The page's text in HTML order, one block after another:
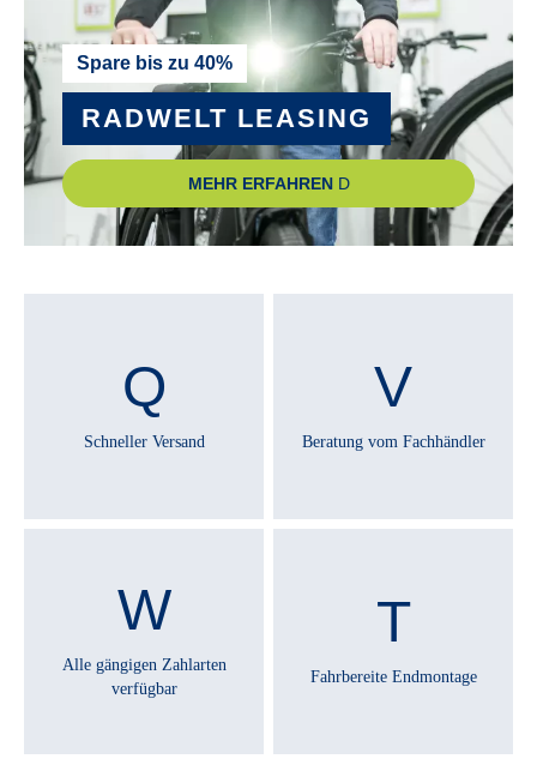
UMWERFER :
SHIMANO Tourney FD-TY500
VORBAU :
STYX A-Head
vorbehalten.
Spare bis zu 40%
RADWELT LEASING
MEHR ERFAHREN
Schneller Versand Beratung vom Fachhändler
Alle gängigen Zahlarten
verfügbar
Fahrbereite Endmontage